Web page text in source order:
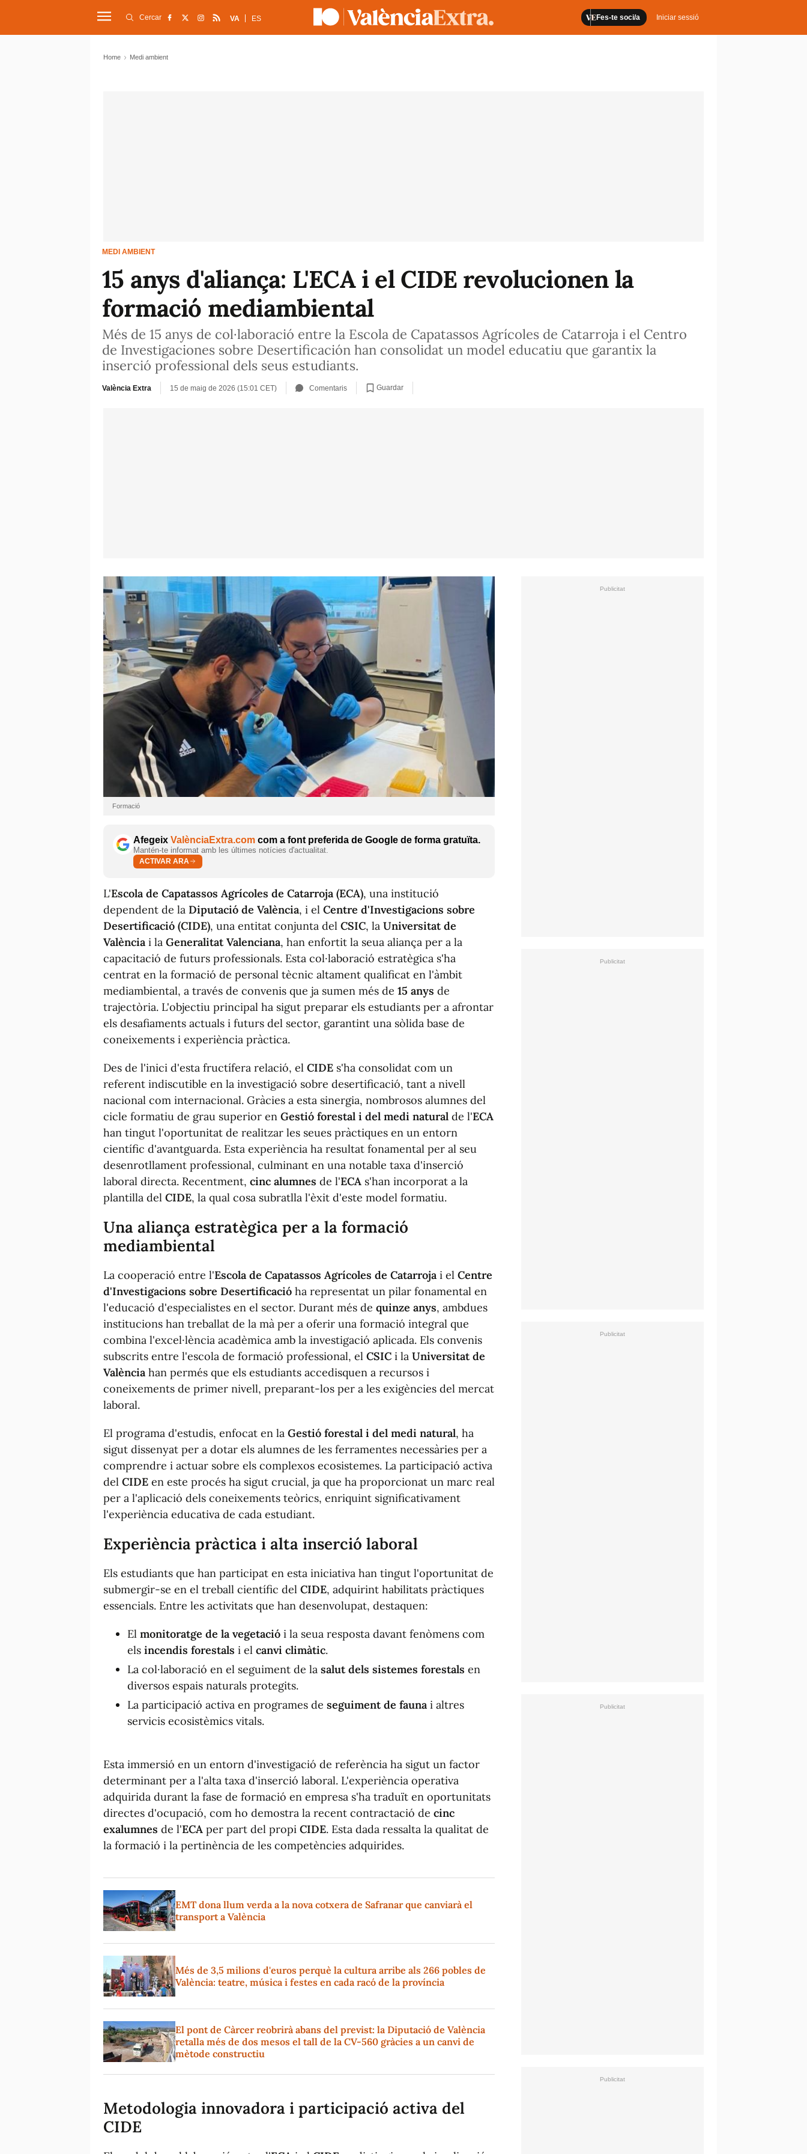
Fes-te soci/a Iniciar sessió
Cercar VA ES
Home Medi ambient
MEDI AMBIENT
15 anys d'aliança: L'ECA i el CIDE revolucionen la
formació mediambiental
Més de 15 anys de col·laboració entre la Escola de Capatassos Agrícoles de Catarroja i el Centro
de Investigaciones sobre Desertificación han consolidat un model educatiu que garantix la
inserció professional dels seus estudiants.
València Extra 15 de maig de 2026 (15:01 CET) Comentaris Guardar
Formació
Afegeix ValènciaExtra.com com a font preferida de Google de forma gratuïta.
Mantén-te informat amb les últimes notícies d'actualitat.
ACTIVAR ARA
L'Escola de Capatassos Agrícoles de Catarroja (ECA), una institució
dependent de la Diputació de València, i el Centre d'Investigacions sobre
Desertificació (CIDE), una entitat conjunta del CSIC, la Universitat de
València i la Generalitat Valenciana, han enfortit la seua aliança per a la
capacitació de futurs professionals. Esta col·laboració estratègica s'ha
centrat en la formació de personal tècnic altament qualificat en l'àmbit
mediambiental, a través de convenis que ja sumen més de 15 anys de
trajectòria. L'objectiu principal ha sigut preparar els estudiants per a afrontar
els desafiaments actuals i futurs del sector, garantint una sòlida base de
coneixements i experiència pràctica.
Des de l'inici d'esta fructífera relació, el CIDE s'ha consolidat com un
referent indiscutible en la investigació sobre desertificació, tant a nivell
nacional com internacional. Gràcies a esta sinergia, nombrosos alumnes del
cicle formatiu de grau superior en Gestió forestal i del medi natural de l'ECA
han tingut l'oportunitat de realitzar les seues pràctiques en un entorn
científic d'avantguarda. Esta experiència ha resultat fonamental per al seu
desenrotllament professional, culminant en una notable taxa d'inserció
laboral directa. Recentment, cinc alumnes de l'ECA s'han incorporat a la
plantilla del CIDE, la qual cosa subratlla l'èxit d'este model formatiu.
Una aliança estratègica per a la formació
mediambiental
La cooperació entre l'Escola de Capatassos Agrícoles de Catarroja i el Centre
d'Investigacions sobre Desertificació ha representat un pilar fonamental en
l'educació d'especialistes en el sector. Durant més de quinze anys, ambdues
institucions han treballat de la mà per a oferir una formació integral que
combina l'excel·lència acadèmica amb la investigació aplicada. Els convenis
subscrits entre l'escola de formació professional, el CSIC i la Universitat de
València han permés que els estudiants accedisquen a recursos i
coneixements de primer nivell, preparant-los per a les exigències del mercat
laboral.
El programa d'estudis, enfocat en la Gestió forestal i del medi natural, ha
sigut dissenyat per a dotar els alumnes de les ferramentes necessàries per a
comprendre i actuar sobre els complexos ecosistemes. La participació activa
del CIDE en este procés ha sigut crucial, ja que ha proporcionat un marc real
per a l'aplicació dels coneixements teòrics, enriquint significativament
l'experiència educativa de cada estudiant.
Experiència pràctica i alta inserció laboral
Els estudiants que han participat en esta iniciativa han tingut l'oportunitat de
submergir-se en el treball científic del CIDE, adquirint habilitats pràctiques
essencials. Entre les activitats que han desenvolupat, destaquen:
El monitoratge de la vegetació i la seua resposta davant fenòmens com
els incendis forestals i el canvi climàtic.
La col·laboració en el seguiment de la salut dels sistemes forestals en
diversos espais naturals protegits.
La participació activa en programes de seguiment de fauna i altres
servicis ecosistèmics vitals.
Esta immersió en un entorn d'investigació de referència ha sigut un factor
determinant per a l'alta taxa d'inserció laboral. L'experiència operativa
adquirida durant la fase de formació en empresa s'ha traduït en oportunitats
directes d'ocupació, com ho demostra la recent contractació de cinc
exalumnes de l'ECA per part del propi CIDE. Esta dada ressalta la qualitat de
la formació i la pertinència de les competències adquirides.
EMT dona llum verda a la nova cotxera de Safranar que canviarà el
transport a València
Més de 3,5 milions d'euros perquè la cultura arribe als 266 pobles de
València: teatre, música i festes en cada racó de la província
El pont de Càrcer reobrirà abans del previst: la Diputació de València
retalla més de dos mesos el tall de la CV-560 gràcies a un canvi de
mètode constructiu
Metodologia innovadora i participació activa del
CIDE